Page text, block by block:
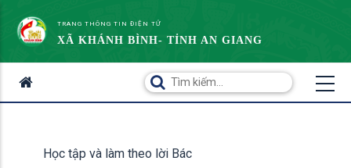
TRANG THÔNG TIN ĐIỆN TỬ
XÃ KHÁNH BÌNH- TỈNH AN GIANG
Học tập và làm theo lời Bác